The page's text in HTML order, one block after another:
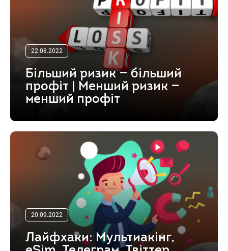
Увійти | Реєстрація
22.08.2022
Більший ризик — більший
профіт | Менший ризик —
менший профіт
20.09.2022
Лайфхаки: Мультиакінг,